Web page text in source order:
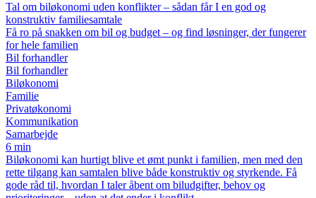
Tal om biløkonomi uden konflikter – sådan får I en god og
konstruktiv familiesamtale
Få ro på snakken om bil og budget – og find løsninger, der fungerer
for hele familien
Bil forhandler
Bil forhandler
Biløkonomi
Familie
Privatøkonomi
Kommunikation
Samarbejde
6 min
Biløkonomi kan hurtigt blive et ømt punkt i familien, men med den
rette tilgang kan samtalen blive både konstruktiv og styrkende. Få
gode råd til, hvordan I taler åbent om biludgifter, behov og